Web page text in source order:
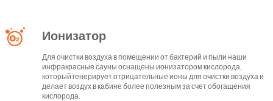
Ионизатор
Для очистки воздуха в помещении от бактерий и пыли наши
инфракрасные сауны оснащены ионизатором кислорода,
который генерирует отрицательные ионы для очистки воздуха и
делает воздух в кабине более полезным за счет обогащения
кислорода.